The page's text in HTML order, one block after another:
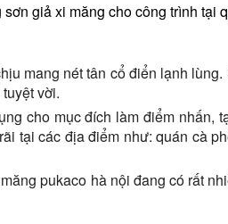
giả xi măng cho công trình tại
mang nét tân cổ điển lạnh
vời.
cho mục đích làm điểm
tại các địa điểm như: quán cà
pukaco hà nội đang có rất